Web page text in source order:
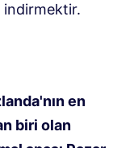
indirmektir.
en
biri olan